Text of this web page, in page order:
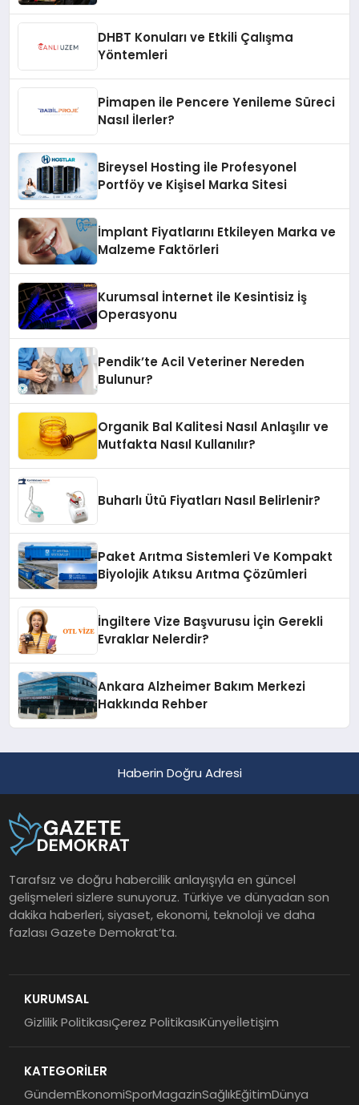
DHBT Konuları ve Etkili Çalışma
Yöntemleri
Pimapen ile Pencere Yenileme Süreci
Nasıl İlerler?
Bireysel Hosting ile Profesyonel
Portföy ve Kişisel Marka Sitesi
İmplant Fiyatlarını Etkileyen Marka ve
Malzeme Faktörleri
Kurumsal İnternet ile Kesintisiz İş
Operasyonu
Pendik’te Acil Veteriner Nereden
Bulunur?
Organik Bal Kalitesi Nasıl Anlaşılır ve
Mutfakta Nasıl Kullanılır?
Buharlı Ütü Fiyatları Nasıl Belirlenir?
Paket Arıtma Sistemleri Ve Kompakt
Biyolojik Atıksu Arıtma Çözümleri
İngiltere Vize Başvurusu İçin Gerekli
Evraklar Nelerdir?
Ankara Alzheimer Bakım Merkezi
Hakkında Rehber
Haberin Doğru Adresi
Tarafsız ve doğru habercilik anlayışıyla en güncel
gelişmeleri sizlere sunuyoruz. Türkiye ve dünyadan son
dakika haberleri, siyaset, ekonomi, teknoloji ve daha
fazlası Gazete Demokrat’ta.
KURUMSAL
Gizlilik PolitikasıÇerez PolitikasıKünyeİletişim
KATEGORİLER
GündemEkonomiSporMagazinSağlıkEğitimDünya